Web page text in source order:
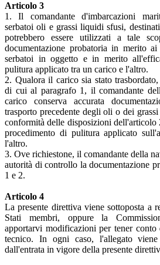
Articolo 3
1. Il comandante d'imbarcazioni
serbatoi oli e grassi liquidi sfusi,
potrebbero essere utilizzati a tale
documentazione probatoria in merito
serbatoi in oggetto e in merito
pulitura applicato tra un carico e l'altro.
2. Qualora il carico sia stato
di cui al paragrafo 1, il comandante
carico conserva accurata
trasporto precedente degli oli o dei
conformità delle disposizioni dell'articolo
procedimento di pulitura applicato
l'altro.
3. Ove richiestone, il comandante della
autorità di controllo la documentazione
1 e 2.
Articolo 4
La presente direttiva viene sottoposta a
Stati membri, oppure la
apportarvi modificazioni per tener conto
tecnico. In ogni caso, l'allegato
dall'entrata in vigore della presente